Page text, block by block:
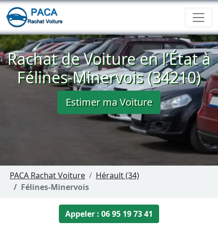
Rachat de Voiture en l’État à
Félines-Minervois (34210)
Estimer ma Voiture
PACA Rachat Voiture
Hérault (34)
Félines-Minervois
Appeler : 06 95 19 73 41